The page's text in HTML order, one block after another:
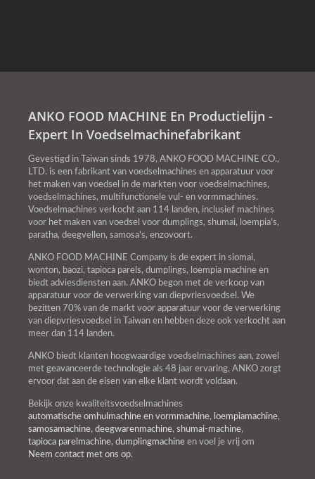
ANKO FOOD MACHINE En Productielijn -
Expert In Voedselmachinefabrikant
Gevestigd in Taiwan sinds 1978, ANKO FOOD MACHINE CO.,
LTD. is een fabrikant van voedselmachines en apparatuur voor
het maken van voedsel in de markten voor voedselmachines,
voedselmachines, multifunctionele vul- en vormmachines.
Voedselmachines verkocht aan 114 landen, inclusief machines
voor het maken van voedsel voor dumplings, shumai, loempia's,
paratha, deegvellen, samosa's, enzovoort.
ANKO FOOD MACHINE Company is de expert in siomai,
wonton, baozi, tapioca parels, dumplings, loempia machine en
biedt adviesdiensten aan. ANKO begon met de verkoop van
apparatuur voor de verwerking van diepvriesvoedsel. We
bezitten 70% van de markt voor apparatuur voor de verwerking
van diepvriesvoedsel in Taiwan en hebben deze ook verkocht aan
meer dan 114 landen.
ANKO biedt klanten hoogwaardige voedselmachines aan, zowel
met geavanceerde technologie als 48 jaar ervaring, ANKO zorgt
ervoor dat aan de eisen van elke klant wordt voldaan.
Bekijk onze kwaliteitsvoedselmachines
automatische omhulmachine en vormmachine, loempiamachine,
samosamachine, deegwarenmachine, shumai-machine,
tapioca parelmachine, dumplingmachine en voel je vrij om
Neem contact met ons op.